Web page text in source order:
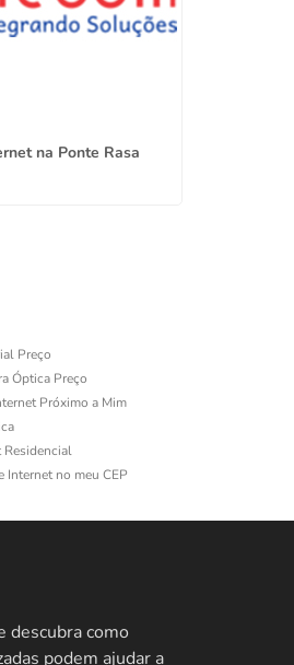
na Ponte Rasa
Preço
Óptica Preço
Próximo a Mim
Residencial
Internet no meu CEP
descubra como
podem ajudar a